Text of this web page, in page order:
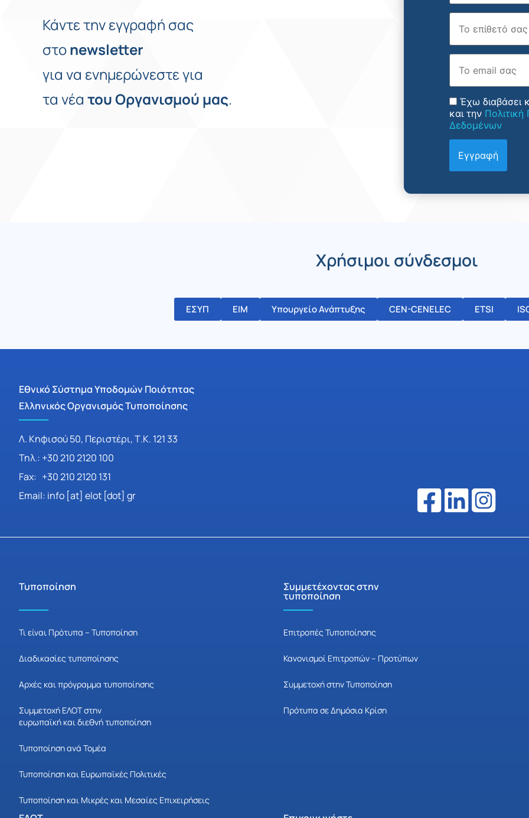
Κάντε την εγγραφή σας
στοnewsletter
για να ενημερώνεστε για
τα νέα τουΟργανισμού μας.
Επώνυμο
Email
Έχω διαβάσει
και την
Δεδομένων
Χρήσιμοι σύνδεσμοι
ΕΣΥΠ ΕΙΜ Υπουργείο Ανάπτυξης CEN-CENELEC ETSI
Εθνικό Σύστημα Υποδομών Ποιότητας
Ελληνικός Οργανισμός Τυποποίησης
Λ. Κηφισού 50, Περιστέρι, Τ.Κ. 121 33
Τηλ.: +30 210 2120 100
Fax: +30 210 2120 131
Email: info [at] elot [dot] gr
Τυποποίηση
Τι είναι Πρότυπα – Τυποποίηση
Διαδικασίες τυποποίησης
Αρχές και πρόγραμμα τυποποίησης
Συμμετοχή ΕΛΟΤ στην
ευρωπαϊκή και διεθνή τυποποίηση
Τυποποίηση ανά Τομέα
Τυποποίηση και Ευρωπαϊκές Πολιτικές
Τυποποίηση και Μικρές και Μεσαίες Επιχειρήσεις
Συμμετέχοντας στην
τυποποίηση
Επιτροπές Τυποποίησης
Κανονισμοί Επιτροπών – Προτύπων
Συμμετοχή στην Τυποποίηση
Πρότυπα σε Δημόσια Κρίση